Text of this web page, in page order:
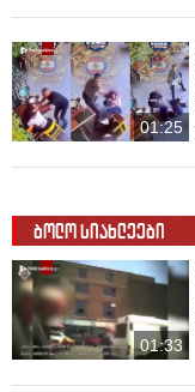
01:25
ბოლო სიახლეები
01:33